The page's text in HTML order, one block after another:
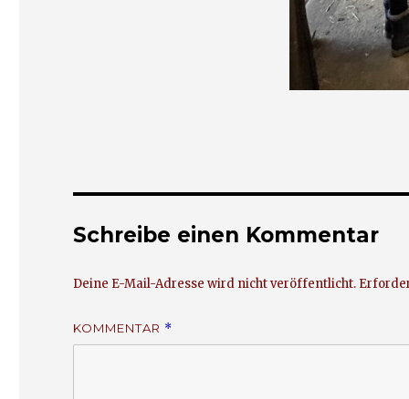
Schreibe einen Kommentar
Deine E-Mail-Adresse wird nicht veröffentlicht.
KOMMENTAR *